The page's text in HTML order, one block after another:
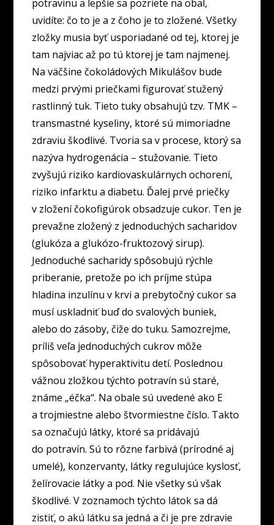
potravinu a lepšie sa pozriete na obal,
uvidíte: čo to je a z čoho je to zložené. Všetky
zložky musia byť usporiadané od tej, ktorej je
tam najviac až po tú ktorej je tam najmenej.
Na väčšine čokoládových Mikulášov bude
medzi prvými priečkami figurovať stužený
rastlinný tuk. Tieto tuky obsahujú tzv. TMK –
transmastné kyseliny, ktoré sú mimoriadne
zdraviu škodlivé. Tvoria sa v procese, ktorý sa
nazýva hydrogenácia – stužovanie. Tieto
zvyšujú riziko kardiovaskulárnych ochorení,
riziko infarktu a diabetu. Ďalej prvé priečky
v zložení čokofigúrok obsadzuje cukor. Ten je
prevažne zložený z jednoduchých sacharidov
(glukóza a glukózo-fruktozový sirup).
Jednoduché sacharidy spôsobujú rýchle
priberanie, pretože po ich príjme stúpa
hladina inzulínu v krvi a prebytočný cukor sa
musí uskladniť buď do svalových buniek,
alebo do zásoby, čiže do tuku. Samozrejme,
príliš veľa jednoduchých cukrov môže
spôsobovať hyperaktivitu detí. Poslednou
vážnou zložkou týchto potravín sú staré,
známe „éčka“. Na obale sú uvedené ako E
a trojmiestne alebo štvormiestne číslo. Takto
sa označujú látky, ktoré sa pridávajú
do potravín. Sú to rôzne farbivá (prírodné aj
umelé), konzervanty, látky regulujúce kyslosť,
želírovacie látky a pod. Nie všetky sú však
škodlivé. V zoznamoch týchto látok sa dá
zistiť, o akú látku sa jedná a či je pre zdravie